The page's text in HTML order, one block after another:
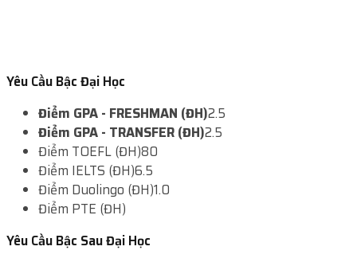
Yêu Cầu Bậc Đại Học
Điểm GPA - FRESHMAN (ĐH)2.5
Điểm GPA - TRANSFER (ĐH)2.5
Điểm TOEFL (ĐH)80
Điểm IELTS (ĐH)6.5
Điểm Duolingo (ĐH)1.0
Điểm PTE (ĐH)
Yêu Cầu Bậc Sau Đại Học